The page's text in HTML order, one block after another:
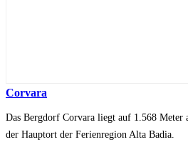
Corvara
Das Bergdorf Corvara liegt auf 1.568 Meter
der Hauptort der Ferienregion Alta Badia.